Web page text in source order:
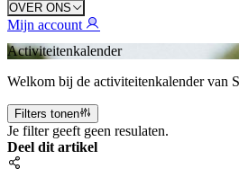
OVER ONS
Mijn account
Activiteitenkalender
Welkom bij de activiteitenkalender van
Filters tonen
Je filter geeft geen resulaten.
Deel dit artikel